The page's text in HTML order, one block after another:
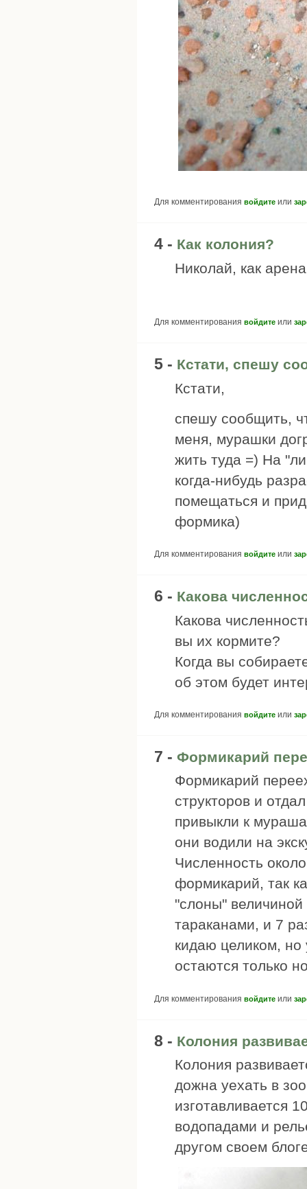
Для комментирования войдите или
4 - Как колония?
Николай, как
Для комментирования войдите или
5 - Кстати, спешу
Кстати,
спешу сообщить,
меня, мурашки
жить туда =) На
когда-нибудь
помещаться и
формика)
Для комментирования войдите или
6 - Какова
Какова
вы их кормите?
Когда вы
об этом будет
Для комментирования войдите или
7 - Формикарий
Формикарий
структоров и
привыкли к
они водили на
Численность
формикарий, так
"слоны"
тараканами, и 7
кидаю целиком,
остаются только
Для комментирования войдите или
8 - Колония
Колония
дожна уехать в
изготавливается
водопадами и
другом своем